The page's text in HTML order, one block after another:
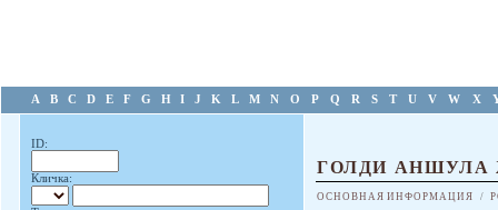
A B C D E F G H I J K L M N O P Q R S T U V W X
ID:
Кличка: ГОЛДИ АНШУЛА
ОСНОВНАЯ ИНФОРМАЦИЯ /